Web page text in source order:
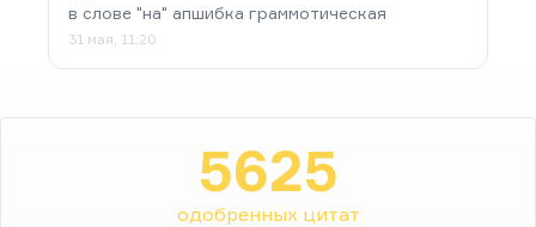
в слове "на" апшибка граммотическая
31 мая, 11:20
5625
одобренных цитат